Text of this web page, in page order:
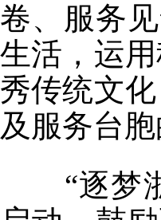
卷、服务
生活，运
秀传统文
及服务台
“逐梦